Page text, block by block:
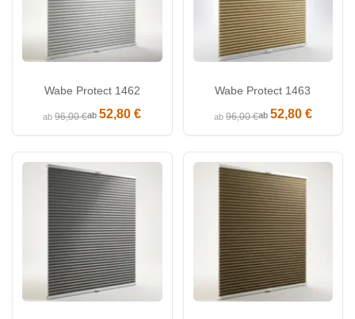
Wabe Protect 1462
ab96,00 €ab52,80 €
Wabe Protect 1463
ab96,00 €ab 52,80 €